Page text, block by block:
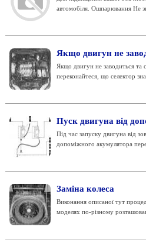
автомобіля. Ошпарювання Не
Якщо двигун не
Якщо двигун не заводиться та
переконайтеся, що селектор
Пуск двигуна від
Під час запуску двигуна від
допоміжного акумулятора
Заміна колеса
Виконання описаної тут
моделях по-різному